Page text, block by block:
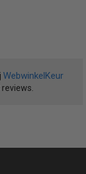
WebwinkelKeur